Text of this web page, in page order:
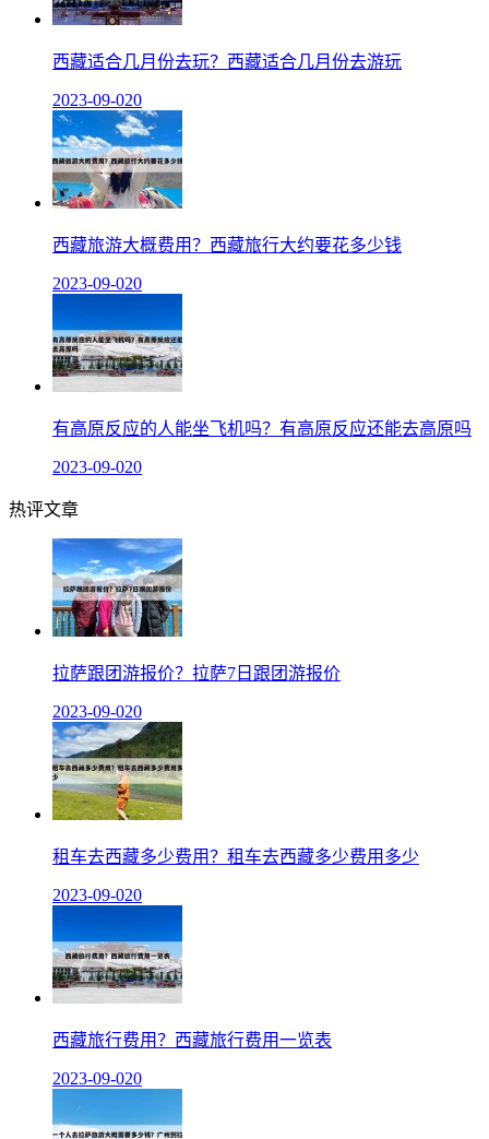
西藏适合几月份去玩？西藏适合几月份去游玩
2023-09-020
西藏旅游大概费用？西藏旅行大约要花多少钱
2023-09-020
有高原反应的人能坐飞机吗？有高原反应还能去高原吗
2023-09-020
热评文章
拉萨跟团游报价？拉萨7日跟团游报价
2023-09-020
租车去西藏多少费用？租车去西藏多少费用多少
2023-09-020
西藏旅行费用？西藏旅行费用一览表
2023-09-020